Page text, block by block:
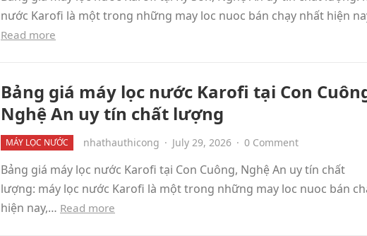
nước Karofi là một trong những may loc nuoc bán chạy nhất hiện
Read more
Bảng giá máy lọc nước Karofi tại Con
Nghệ An uy tín chất lượng
MÁY LỌC NƯỚC nhathauthicong · July 29, 2026 · 0 Comment
Bảng giá máy lọc nước Karofi tại Con Cuông‎, Nghệ An uy tín chất
lượng: máy lọc nước Karofi là một trong những may loc nuoc bán
hiện nay,… Read more